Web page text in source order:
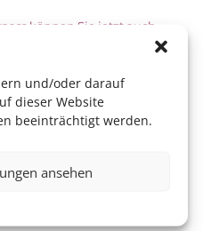
und/oder darauf
dieser Website
beeinträchtigt werden.
ansehen
können Sie jetzt auch
zusammen mit
(Bürgergeld/
zurück: Per E-Mail